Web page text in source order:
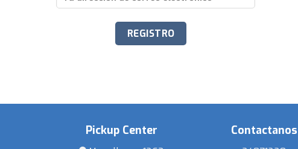
Pickup Center Contactanos